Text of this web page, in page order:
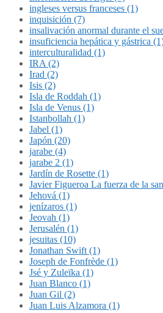
ingleses versus franceses (1)
inquisición (7)
insalivación anormal durante el
insuficiencia hepática y gástrica
interculturalidad (1)
IRA (2)
Irad (2)
Isis (2)
Isla de Roddah (1)
Isla de Venus (1)
Istanbollah (1)
Jabel (1)
Japón (20)
jarabe (4)
jarabe 2 (1)
Jardín de Rosette (1)
Javier Figueroa La fuerza de la
Jehová (1)
jenízaros (1)
Jeovah (1)
Jerusalén (1)
jesuitas (10)
Jonathan Swift (1)
Joseph de Fonfrède (1)
Jsé y Zuleïka (1)
Juan Blanco (1)
Juan Gil (2)
Juan Luis Alzamora (1)